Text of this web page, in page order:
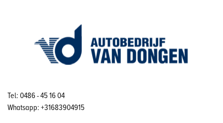
Tel: 0486 - 45 16 04
Whatsapp: +31683904915